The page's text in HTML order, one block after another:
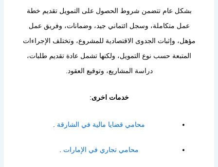
بشكل عام تتضمن شروط الحصول على التمويل تقديم خطة
عمل متكاملة، وسجل ائتماني جيد، وضمانات، وفريق عمل
مؤهل، وإثبات الجدوى الاقتصادية للمشروع، وتختلف الإجراءات
المتبعة حسب نوع التمويل، ولكنها تشمل عادة تقديم طلبات،
دراسة المشاريع، وتوقيع العقود.
خدمات اخرى:
محامي قضايا مالية في الشارقة
محامي تجاري في الإمارات